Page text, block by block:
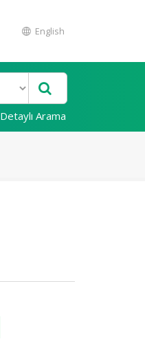
English
Detaylı Arama